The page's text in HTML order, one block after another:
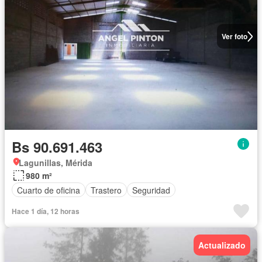
Ver foto
Bs 90.691.463
Lagunillas, Mérida
980 m²
Cuarto de oficina
Trastero Seguridad
Hace 1 día, 12 horas
Actualizado